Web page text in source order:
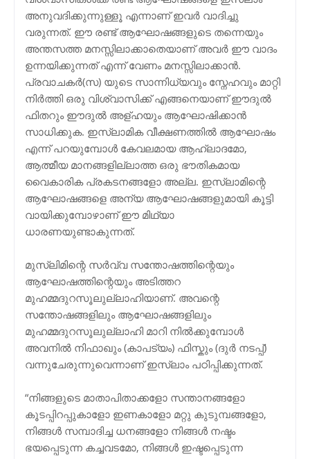
അനുവദിക്കുന്നുള്ളൂ എന്നാണ് ഇവര്‍ വാദിച്ചു
വരുന്നത്. ഈ രണ്ട് ആഘോഷങ്ങളുടെ തന്നെയും
അന്തസത്ത മനസ്സിലാക്കാതെയാണ് അവര്‍ ഈ വാദം
ഉന്നയിക്കുന്നത് എന്ന് വേണം മനസ്സിലാക്കാന്‍.
പ്രവാചകര്‍(സ) യുടെ സാന്നിധ്യവും സ്നേഹവും മാറ്റി
നിര്‍ത്തി ഒരു വിശ്വാസിക്ക് എങ്ങനെയാണ് ഈദുല്‍
ഫിതറും ഈദുല്‍ അള്ഹയും ആഘോഷിക്കാന്‍
സാധിക്കുക. ഇസ്ലാമിക വീക്ഷണത്തില്‍ ആഘോഷം
എന്ന് പറയുമ്പോള്‍ കേവലമായ ആഹ്ലാദമോ,
ആത്മീയ മാനങ്ങളില്ലാത്ത ഒരു ഭൗതികമായ
വൈകാരിക പ്രകടനങ്ങളോ അല്ല. ഇസ്ലാമിന്റെ
ആഘോഷങ്ങളെ അന്യ ആഘോഷങ്ങളുമായി കൂട്ടി
വായിക്കുമ്പോഴാണ് ഈ മിഥ്യാ
ധാരണയുണ്ടാകുന്നത്.
മുസ്‌ലിമിന്റെ സര്‍വ്വ സന്തോഷത്തിന്റെയും
ആഘോഷത്തിന്റെയും അടിത്തറ
മുഹമ്മദുറസൂലുല്ലാഹിയാണ്. അവന്റെ
സന്തോഷങ്ങളിലും ആഘോഷങ്ങളിലും
മുഹമ്മദുറസൂലുല്ലാഹി മാറി നില്‍ക്കുമ്പോള്‍
അവനില്‍ നിഫാഖും (കാപട്യം) ഫിസ്കും (ദുര്‍ നടപ്പ്)
വന്നുചേരുന്നുവെന്നാണ് ഇസ്ലാം പഠിപ്പിക്കുന്നത്.
“നിങ്ങളുടെ മാതാപിതാക്കളോ സന്താനങ്ങളോ
കൂടപ്പിറപ്പുകാളോ ഇണകാളോ മറ്റു കുടുമ്പങ്ങളോ,
നിങ്ങള്‍ സമ്പാദിച്ച ധനങ്ങളോ നിങ്ങള്‍ നഷ്ടം
ഭയപ്പെടുന്ന കച്ചവടമോ, നിങ്ങള്‍ ഇഷ്ടപ്പെടുന്ന